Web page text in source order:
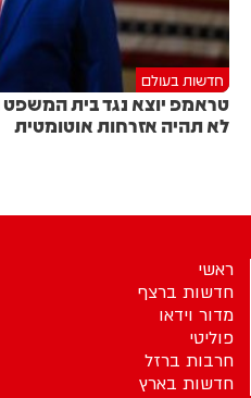
חדשות בעולם
טראמפ יוצא נגד בית המשפט
לא תהיה אזרחות אוטומטית
ראשי
חדשות ברצף
מדור וידאו
פוליטי
חרבות ברזל
חדשות בארץ